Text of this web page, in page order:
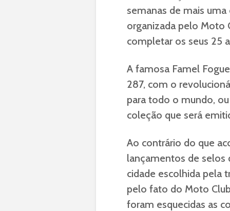
semanas de mais
organizada pelo Moto
completar os seus 25
A famosa Famel
287, com o
para todo o mundo,
coleção que será
Ao contrário do que
lançamentos de selos
cidade escolhida pela
pelo fato do Moto
foram esquecidas as